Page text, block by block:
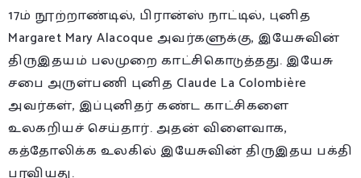
17ம் நூற்றாண்டில், பிரான்ஸ் நாட்டில், புனித
Margaret Mary Alacoque அவர்களுக்கு, இயேசுவின்
திருஇதயம் பலமுறை காட்சிகொடுத்தது. இயேசு
சபை அருள்பணி புனித Claude La Colombière
அவர்கள், இப்புனிதர் கண்ட காட்சிகளை
உலகறியச் செய்தார். அதன் விளைவாக,
கத்தோலிக்க உலகில் இயேசுவின் திருஇதய பக்தி
பரவியது.